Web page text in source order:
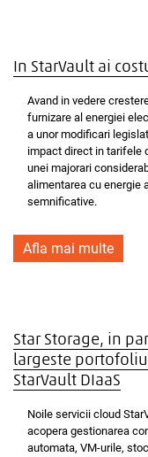
In StarVault ai
Avand in vedere
furnizare al energiei
a unor modificari
impact direct in tarifele
unei majorari
alimentarea cu energie
semnificative.
Afla mai multe
Star Storage, in
largeste
StarVault DIaaS
Noile servicii cloud
acopera gestionarea
automata, VM-urile,